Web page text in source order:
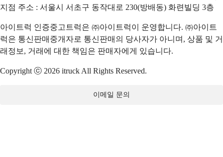
지점 주소 : 서울시 서초구 동작대로 230(방배동) 화련빌딩 3층
아이트럭 인증중고트럭은 ㈜아이트럭이 운영합니다. ㈜아이트
럭은 통신판매중개자로 통신판매의 당사자가 아니며, 상품 및 거
래정보, 거래에 대한 책임은 판매자에게 있습니다.
Copyright ⓒ 2026 itruck All Rights Reserved.
이메일 문의